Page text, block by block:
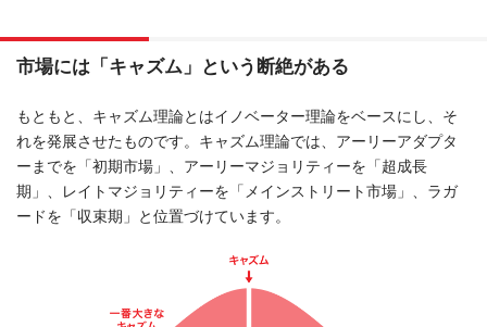
市場には「キャズム」という断絶がある
もともと、キャズム理論とはイノベーター理論をベースにし、そ
れを発展させたものです。キャズム理論では、アーリーアダプタ
ーまでを「初期市場」、アーリーマジョリティーを「超成長
期」、レイトマジョリティーを「メインストリート市場」、ラガ
ードを「収束期」と位置づけています。